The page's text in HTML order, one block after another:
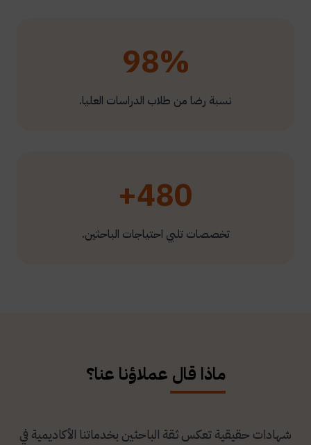
98%
نسبة رضا من طلاب الدراسات العليا.
480+
تخصصات تلبي احتياجات الباحثين.
ماذا قال عملاؤنا عنا؟
شهادات حقيقية تعكس ثقة الباحثين بخدماتنا الأكاديمية في